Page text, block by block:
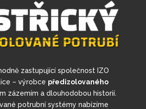
zastupující společnost IZO
– výrobce předizolovaného
zázemím a dlouhodobou historií.
potrubní systémy nabízíme